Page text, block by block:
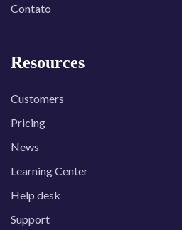
Contato
Resources
Customers
Pricing
News
Learning Center
Help desk
Support